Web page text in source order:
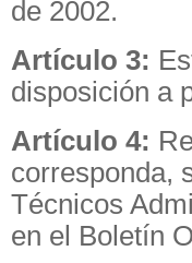
de 2002.
Artículo 3:
disposición a
Artículo 4:
corresponda,
Técnicos
en el Boletín